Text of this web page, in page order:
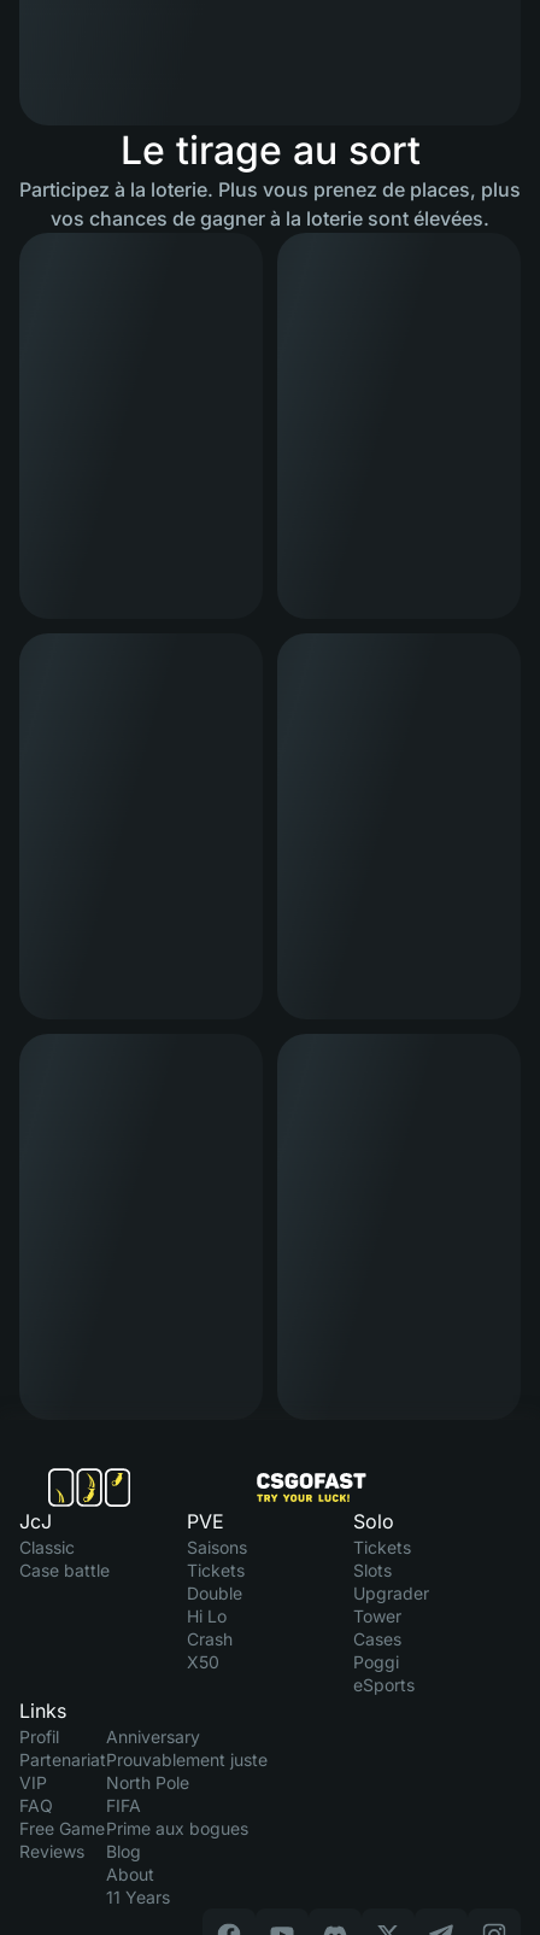
Le tirage au sort
Participez à la loterie. Plus vous prenez de places, plus
vos chances de gagner à la loterie sont élevées.
JcJ
Classic
Case battle
PVE
Saisons
Tickets
Double
Hi Lo
Crash
X50
Solo
Tickets
Slots
Upgrader
Tower
Cases
Poggi
eSports
Links
Profil
Partenariat
VIP
FAQ
Free Game
Reviews
Anniversary
Prouvablement juste
North Pole
FIFA
Prime aux bogues
Blog
About
11 Years